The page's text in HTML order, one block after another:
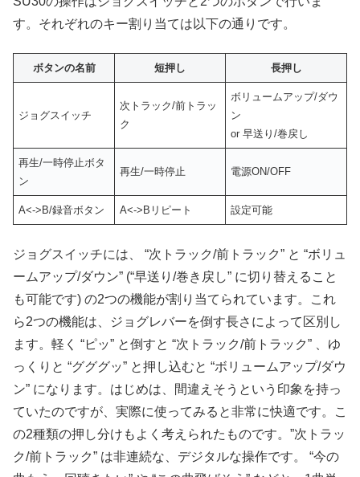
す。それぞれのキー割り当ては以下の通りです。
ボタンの名前 短押し 長押し
ジョグスイッチ
次トラック/前トラッ
ク
ボリュームアップ/ダウ
ン
or 早送り/巻戻し
再生/一時停止ボタ
ン
再生/一時停止 電源ON/OFF
A<->B/録音ボタン A<->Bリピート 設定可能
ジョグスイッチには、 “次トラック/前トラック” と “ボリュ
ームアップ/ダウン” (“早送り/巻き戻し” に切り替えること
も可能です) の2つの機能が割り当てられています。これ
ら2つの機能は、ジョグレバーを倒す長さによって区別し
ます。軽く “ピッ” と倒すと “次トラック/前トラック” 、ゆ
っくりと “グググッ” と押し込むと “ボリュームアップ/ダウ
ン” になります。はじめは、間違えそうという印象を持っ
ていたのですが、実際に使ってみると非常に快適です。こ
の2種類の押し分けもよく考えられたものです。”次トラッ
ク/前トラック” は非連続な、デジタルな操作です。 “今の